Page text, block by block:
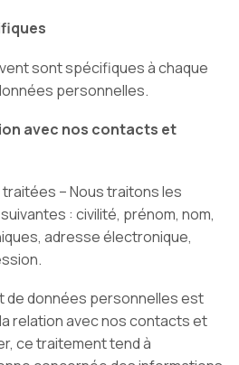
sont spécifiques à chaque
personnelles.
avec nos contacts et
– Nous traitons les
: civilité, prénom, nom,
adresse électronique,
de données personnelles est
relation avec nos contacts et
ce traitement tend à